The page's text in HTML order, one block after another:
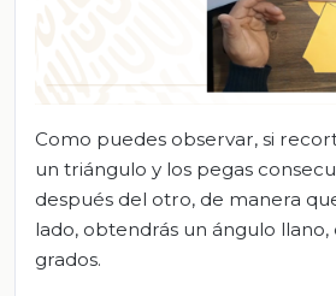
Como puedes observar, si
un triángulo y los pegas
después del otro, de manera
lado, obtendrás un ángulo llano,
grados.